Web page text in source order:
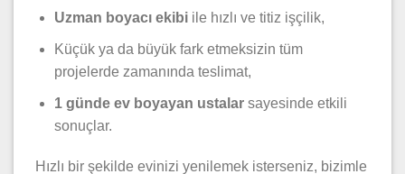
Uzman boyacı ekibiile hızlı ve titiz işçilik,
Küçük ya da büyük fark etmeksizin tüm
projelerde zamanında teslimat,
1 günde ev boyayan ustalarsayesinde etkili
sonuçlar.
Hızlı bir şekilde evinizi yenilemek isterseniz, bizimle